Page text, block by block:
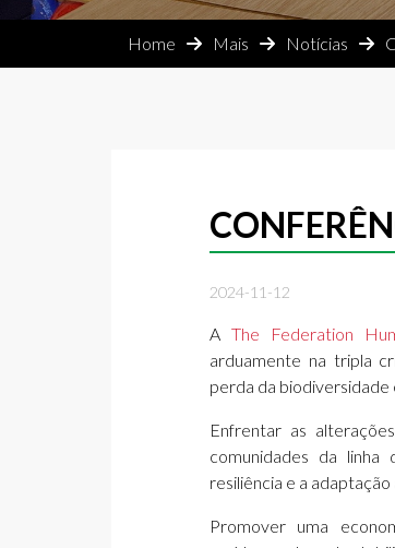
Home Mais Notícias
2024-11-12
A The Federation
arduamente na tripla
perda da biodiversidade
Enfrentar as
comunidades da
resiliência e a
Promover uma